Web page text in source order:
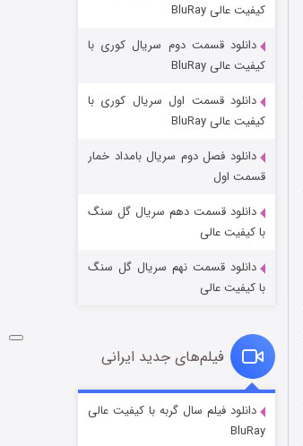
قسمت ۶ (زیرنویس) منتشر شد
فروشگاهی برای قاتلان فصل ۲
قسمت
کیفیت عالی BluRay
دانلود قسمت دوم سریال کوری با
کیفیت عالی BluRay
دانلود قسمت اول سریال کوری با
کیفیت عالی BluRay
دانلود فصل دوم سریال بامداد خمار
قسمت اول
دانلود قسمت دهم سریال گل سنگ
با کیفیت عالی
دانلود قسمت نهم سریال گل سنگ
با کیفیت عالی
فیلم‌های جدید ایرانی
دانلود فیلم سال گربه با کیفیت عالی
BluRay